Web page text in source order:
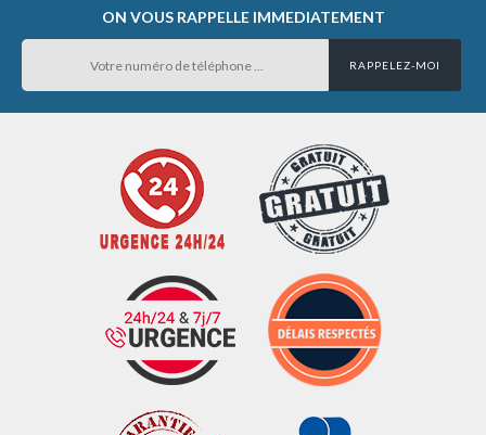
ON VOUS RAPPELLE IMMEDIATEMENT